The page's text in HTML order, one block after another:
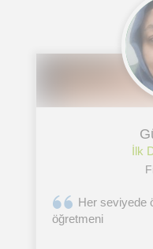
İlk
Her seviyede öğrenciye ders veren fizik
öğretmeni